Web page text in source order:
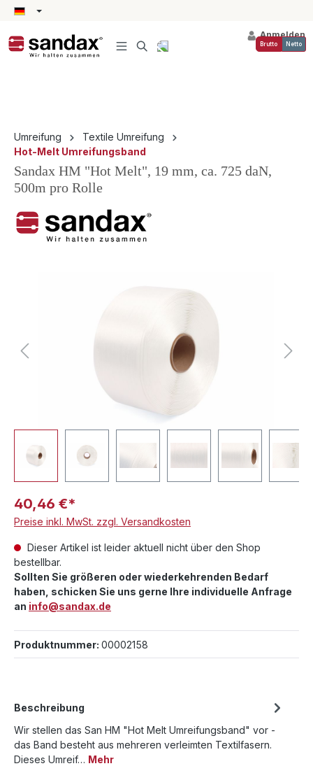
springen
Anmelden
Brutto Netto
Umreifung
Textile Umreifung
Hot-Melt Umreifungsband
Sandax HM "Hot Melt", 19 mm, ca. 725 daN,
500m pro Rolle
40,46 €*
Preise inkl. MwSt. zzgl. Versandkosten
Dieser Artikel ist leider aktuell nicht über den Shop
bestellbar.
Sollten Sie größeren oder wiederkehrenden Bedarf
haben, schicken Sie uns gerne Ihre individuelle Anfrage
an info@sandax.de
Produktnummer: 00002158
Beschreibung
Wir stellen das San HM "Hot Melt Umreifungsband" vor -
das Band besteht aus mehreren verleimten Textilfasern.
Dieses Umreif… Mehr